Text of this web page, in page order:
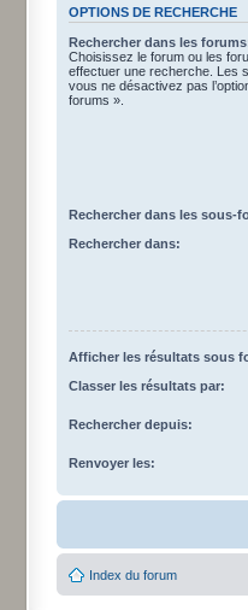
OPTIONS DE RECHERCHE
Rechercher dans les
Choisissez le forum ou les
effectuer une recherche. Les
vous ne désactivez pas
forums ».
Rechercher dans les sous-
Rechercher dans:
Afficher les résultats sous
Classer les résultats par:
Rechercher depuis:
Renvoyer les:
Index du forum